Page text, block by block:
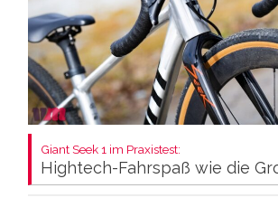
Giant Seek 1 im Praxistest:
Hightech-Fahrspaß wie die